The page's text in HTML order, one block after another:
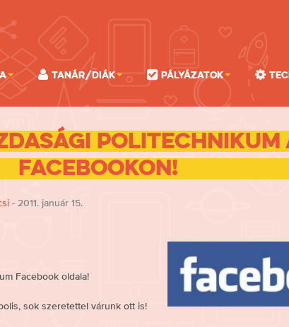
Tanár/Diák Pályázatok
Politechnikum
Facebookon!
- 2011. január 15.
Facebook oldala!
sok szeretettel várunk ott is!